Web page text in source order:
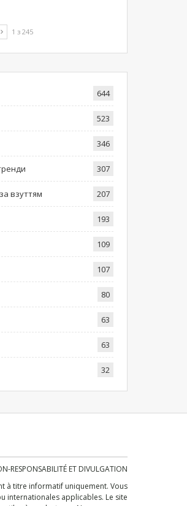
1 з 245
644
523
346
307
взуттям 207
193
109
107
80
63
63
32
RESPONSABILITÉ ET DIVULGATION
à titre informatif uniquement. Vous
internationales applicables. Le site